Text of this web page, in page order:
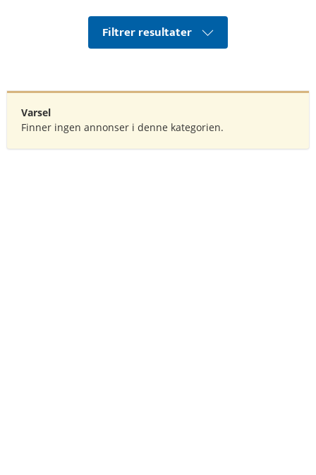
Filtrer resultater
Varsel
Finner ingen annonser i denne kategorien.